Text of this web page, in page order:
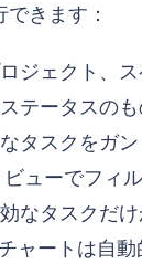
きます：
ジェクト、
テータスの
タスクをガ
ビューでフィ
なタスクだ
ャートは自